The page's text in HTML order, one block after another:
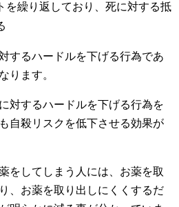
を繰り返しており、死に対する抵
するハードルを下げる行為であ
ります。
対するハードルを下げる行為を
自殺リスクを低下させる効果が
をしてしまう人には、お薬を取
、お薬を取り出しにくくするだ